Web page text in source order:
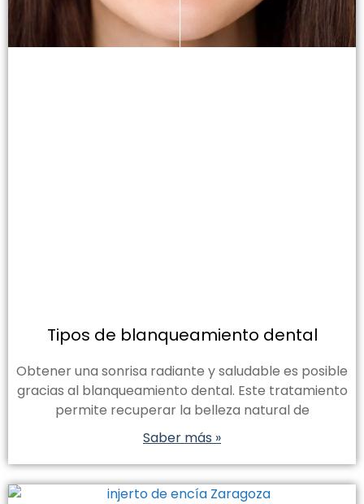
Tipos de blanqueamiento dental
Obtener una sonrisa radiante y saludable es posible
gracias al blanqueamiento dental. Este tratamiento
permite recuperar la belleza natural de
Saber más »